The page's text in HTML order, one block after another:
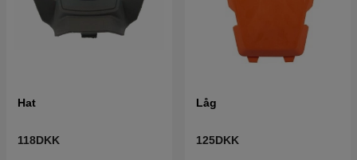
Hat
118DKK
Låg
125DKK